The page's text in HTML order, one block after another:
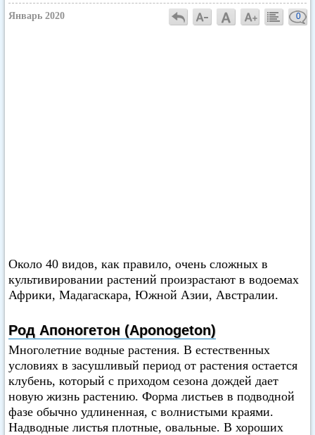
Январь 2020 0
Около 40 видов, как правило, очень сложных в
культивировании растений произрастают в водоемах
Африки, Мадагаскара, Южной Азии, Австралии.
Род Апоногетон (Aponogeton)
Многолетние водные растения. В естественных
условиях в засушливый период от растения остается
клубень, который с приходом сезона дождей дает
новую жизнь растению. Форма листьев в подводной
фазе обычно удлиненная, с волнистыми краями.
Надводные листья плотные, овальные. В хороших